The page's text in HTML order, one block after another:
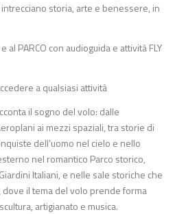
storia, arte e benessere, in
al PARCO con audioguida e attività FLY
a qualsiasi attività
il sogno del volo: dalle
ai mezzi spaziali, tra storie di
dell’uomo nel cielo e nello
nel romantico Parco storico,
Italiani, e nelle sale storiche che
il tema del volo prende forma
artigianato e musica.